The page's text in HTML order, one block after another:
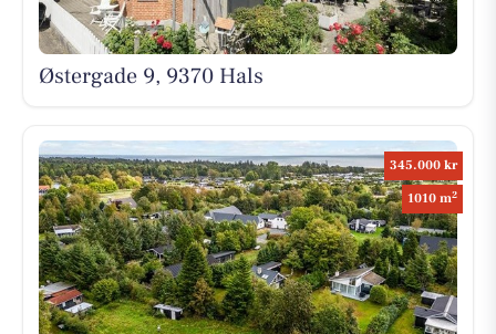
Østergade 9, 9370 Hals
345.000 kr
1010 m2